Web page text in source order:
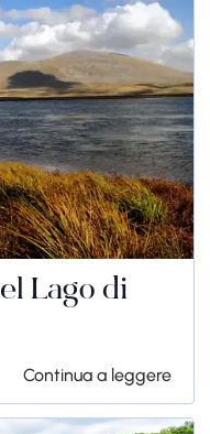
Lago di
Continua a leggere